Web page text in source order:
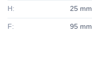
H: 25 mm
F: 95 mm